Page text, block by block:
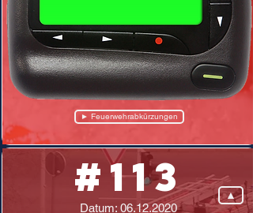
► Feuerwehrabkürzungen
Datum: 06.12.2020
#113 ▲